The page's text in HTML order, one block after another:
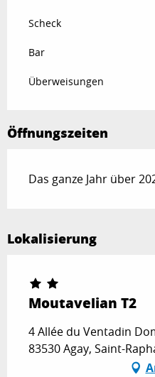
Scheck
Bar
Überweisungen
Öffnungszeiten
Das ganze Jahr über
Lokalisierung
Moutavelian T2
4 Allée du Ventadin
83530 Agay, Saint-